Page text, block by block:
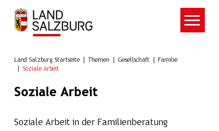
Zum Hauptinhalt springen
Land Salzburg Startseite Themen Gesellschaft
Familie
Soziale Arbeit
Soziale Arbeit
Soziale Arbeit in der Familienberatung